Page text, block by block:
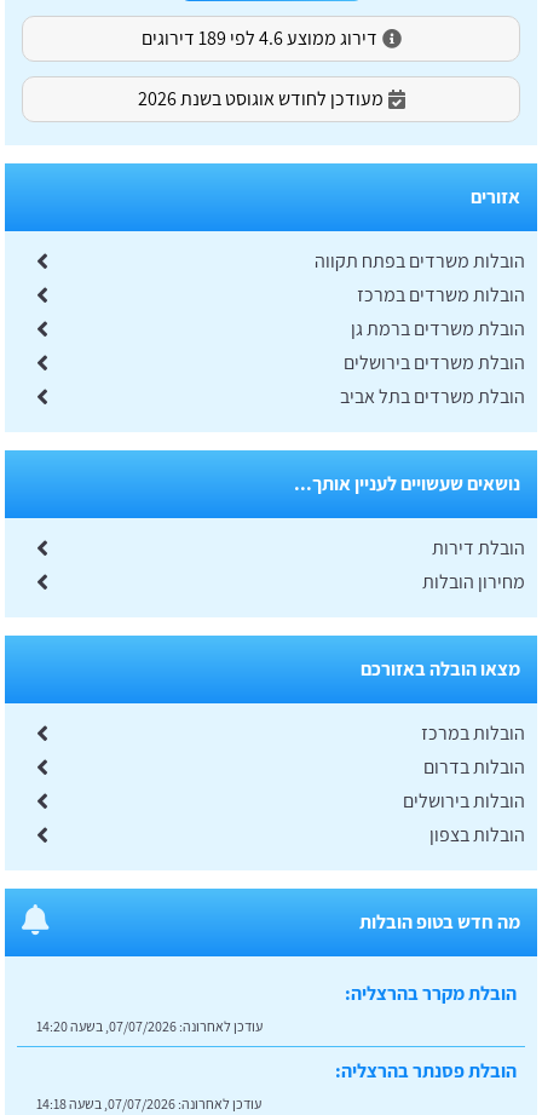
דירוג ממוצע 4.6 לפי 189 דירוגים
מעודכן לחודש אוגוסט בשנת 2026
אזורים
הובלות משרדים בפתח תקווה
הובלות משרדים במרכז
הובלת משרדים ברמת גן
הובלת משרדים בירושלים
הובלת משרדים בתל אביב
נושאים שעשויים לעניין אותך...
הובלת דירות
מחירון הובלות
מצאו הובלה באזורכם
הובלות במרכז
הובלות בדרום
הובלות בירושלים
הובלות בצפון
מה חדש בטופ הובלות
הובלת מקרר בהרצליה:
עודכן לאחרונה: 07/07/2026, בשעה 14:20
הובלת פסנתר בהרצליה:
עודכן לאחרונה: 07/07/2026, בשעה 14:18